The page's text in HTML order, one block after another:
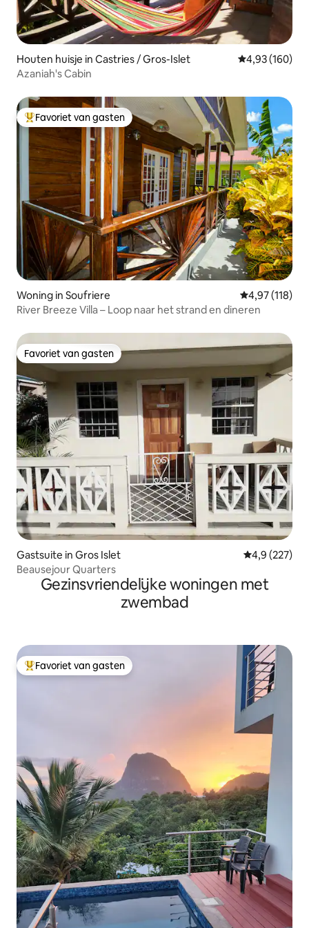
Houten huisje in Castries / Gros-Islet Gemiddelde
4,93 (160)
Azaniah's Cabin
Topfavoriet van gasten
Favoriet van gasten
Woning in Soufriere Gemiddelde
4,97 (118)
River Breeze Villa – Loop naar het strand en dineren
Favoriet van gasten
Favoriet van gasten
Gastsuite in Gros Islet Gemiddelde
4,9 (227)
Beausejour Quarters
Gezinsvriendelijke woningen met
zwembad
Topfavoriet van gasten
Favoriet van gasten